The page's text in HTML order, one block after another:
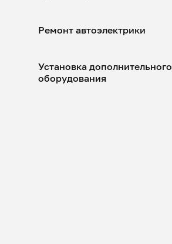
Ремонт автоэлектрики
Установка дополнительного
оборудования